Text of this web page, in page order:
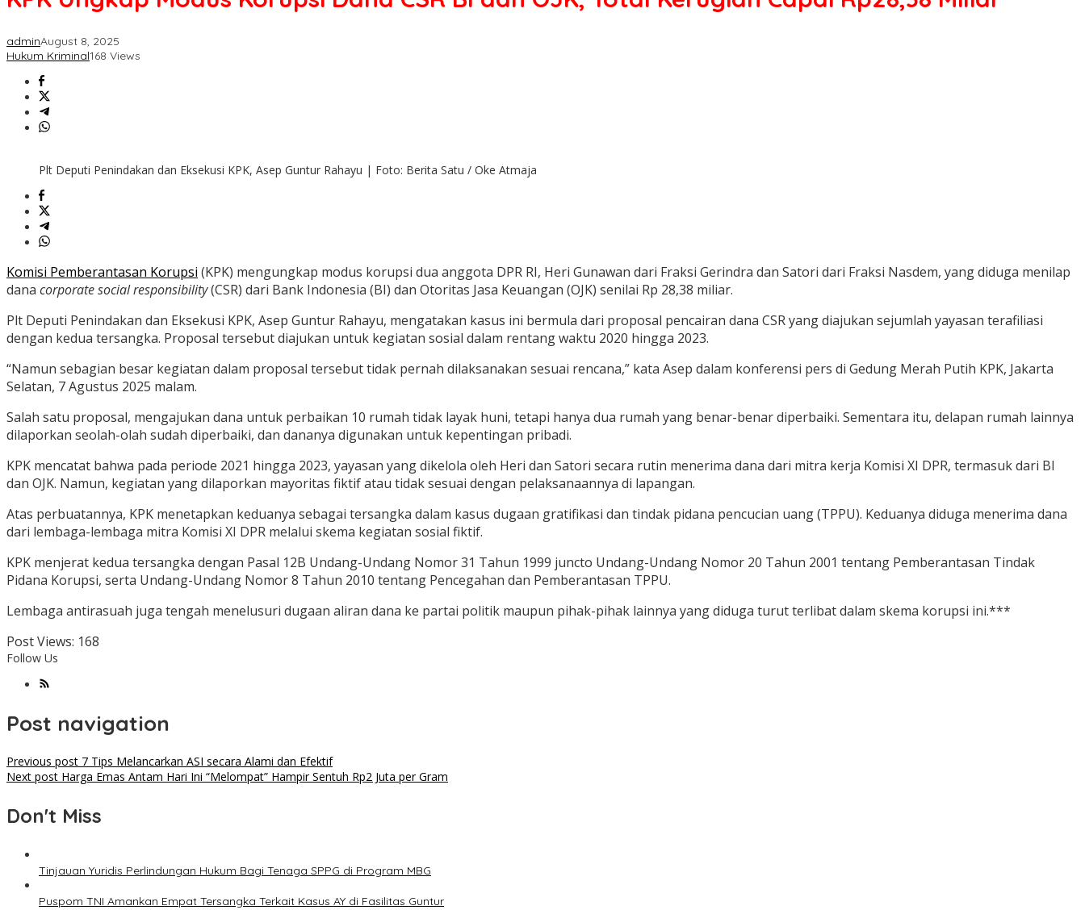
adminAugust 8, 2025
Hukum Kriminal168 Views
Plt Deputi Penindakan dan Eksekusi KPK, Asep Guntur Rahayu | Foto: Berita Satu / Oke Atmaja
Komisi Pemberantasan Korupsi (KPK) mengungkap modus korupsi dua anggota DPR RI, Heri Gunawan dari Fraksi Gerindra dan Satori dari Fraksi Nasdem, yang diduga menilap
dana corporate social responsibility(CSR) dari Bank Indonesia (BI) dan Otoritas Jasa Keuangan (OJK) senilai Rp 28,38 miliar.
Plt Deputi Penindakan dan Eksekusi KPK, Asep Guntur Rahayu, mengatakan kasus ini bermula dari proposal pencairan dana CSR yang diajukan sejumlah yayasan terafiliasi
dengan kedua tersangka. Proposal tersebut diajukan untuk kegiatan sosial dalam rentang waktu 2020 hingga 2023.
“Namun sebagian besar kegiatan dalam proposal tersebut tidak pernah dilaksanakan sesuai rencana,” kata Asep dalam konferensi pers di Gedung Merah Putih KPK, Jakarta
Selatan, 7 Agustus 2025 malam.
Salah satu proposal, mengajukan dana untuk perbaikan 10 rumah tidak layak huni, tetapi hanya dua rumah yang benar-benar diperbaiki. Sementara itu, delapan rumah lainnya
dilaporkan seolah-olah sudah diperbaiki, dan dananya digunakan untuk kepentingan pribadi.
KPK mencatat bahwa pada periode 2021 hingga 2023, yayasan yang dikelola oleh Heri dan Satori secara rutin menerima dana dari mitra kerja Komisi XI DPR, termasuk dari BI
dan OJK. Namun, kegiatan yang dilaporkan mayoritas fiktif atau tidak sesuai dengan pelaksanaannya di lapangan.
Atas perbuatannya, KPK menetapkan keduanya sebagai tersangka dalam kasus dugaan gratifikasi dan tindak pidana pencucian uang (TPPU). Keduanya diduga menerima dana
dari lembaga-lembaga mitra Komisi XI DPR melalui skema kegiatan sosial fiktif.
KPK menjerat kedua tersangka dengan Pasal 12B Undang-Undang Nomor 31 Tahun 1999 juncto Undang-Undang Nomor 20 Tahun 2001 tentang Pemberantasan Tindak
Pidana Korupsi, serta Undang-Undang Nomor 8 Tahun 2010 tentang Pencegahan dan Pemberantasan TPPU.
Lembaga antirasuah juga tengah menelusuri dugaan aliran dana ke partai politik maupun pihak-pihak lainnya yang diduga turut terlibat dalam skema korupsi ini.***
Post Views: 168
Follow Us
Post navigation
Previous post 7 Tips Melancarkan ASI secara Alami dan Efektif
Next post Harga Emas Antam Hari Ini “Melompat” Hampir Sentuh Rp2 Juta per Gram
Don't Miss
Tinjauan Yuridis Perlindungan Hukum Bagi Tenaga SPPG di Program MBG
Puspom TNI Amankan Empat Tersangka Terkait Kasus AY di Fasilitas Guntur